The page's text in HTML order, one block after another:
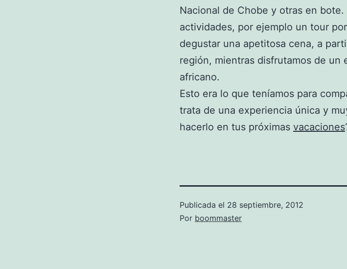
Nacional de Chobe y otras en
actividades, por ejemplo un tour
degustar una apetitosa cena, a
región, mientras disfrutamos de un
africano.
Esto era lo que teníamos para
trata de una experiencia única y
hacerlo en tus próximas vacaciones
Publicada el 28 septiembre, 2012
Por boommaster